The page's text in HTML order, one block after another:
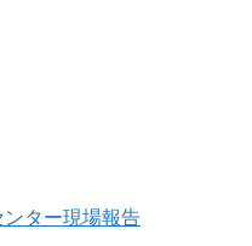
ター現場報告